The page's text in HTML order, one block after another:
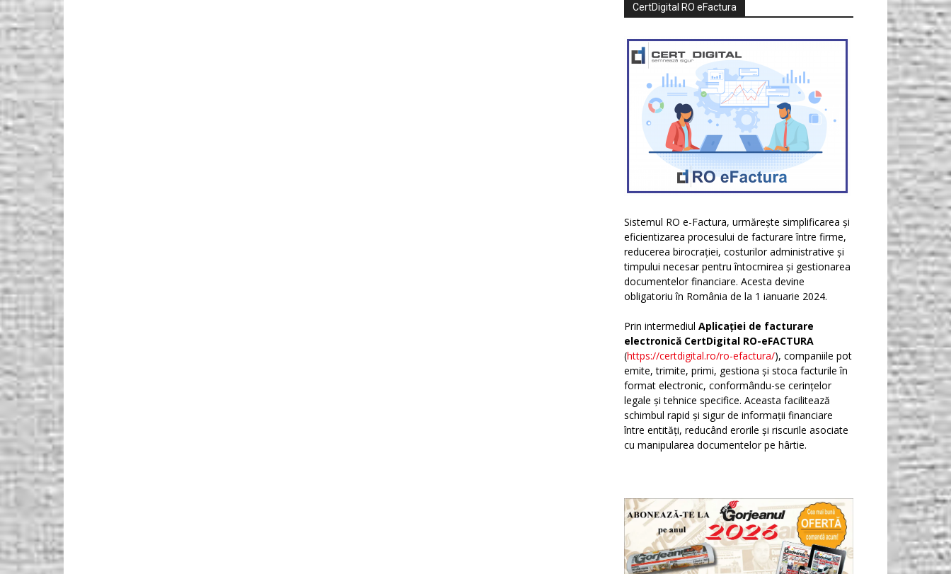
CertDigital RO eFactura
Sistemul RO e-Factura, urmărește simplificarea și
eficientizarea procesului de facturare între firme,
reducerea birocrației, costurilor administrative și
timpului necesar pentru întocmirea și gestionarea
documentelor financiare. Acesta devine
obligatoriu în România de la 1 ianuarie 2024.
Prin intermediul Aplicației de facturare
electronică CertDigital RO-eFACTURA
(https://certdigital.ro/ro-efactura/), companiile pot
emite, trimite, primi, gestiona și stoca facturile în
format electronic, conformându-se cerințelor
legale și tehnice specifice. Aceasta facilitează
schimbul rapid și sigur de informații financiare
între entități, reducând erorile și riscurile asociate
cu manipularea documentelor pe hârtie.